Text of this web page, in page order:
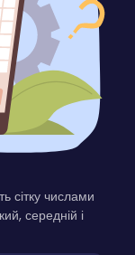
сітку числами
середній і